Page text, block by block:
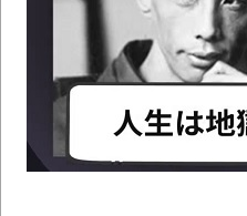
NEW!
【衝撃】50代女
→“腫瘍の無い部位”
い」と出るも続行、
NEW!